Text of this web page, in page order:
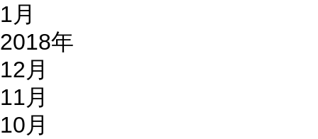
1月
2018年
12月
11月
10月